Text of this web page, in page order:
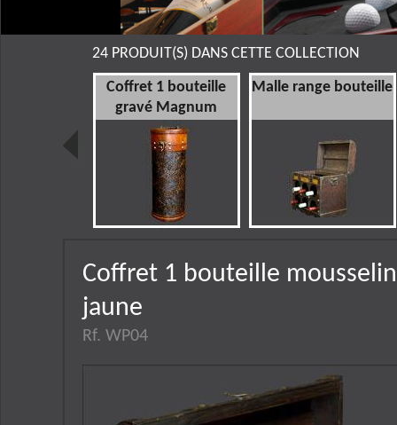
24 PRODUIT(S) DANS CETTE COLLECTION
Coffret 1 bouteille
gravé Magnum
Malle range bouteille
Coffret 1 bouteille
jaune
Rf. WP04